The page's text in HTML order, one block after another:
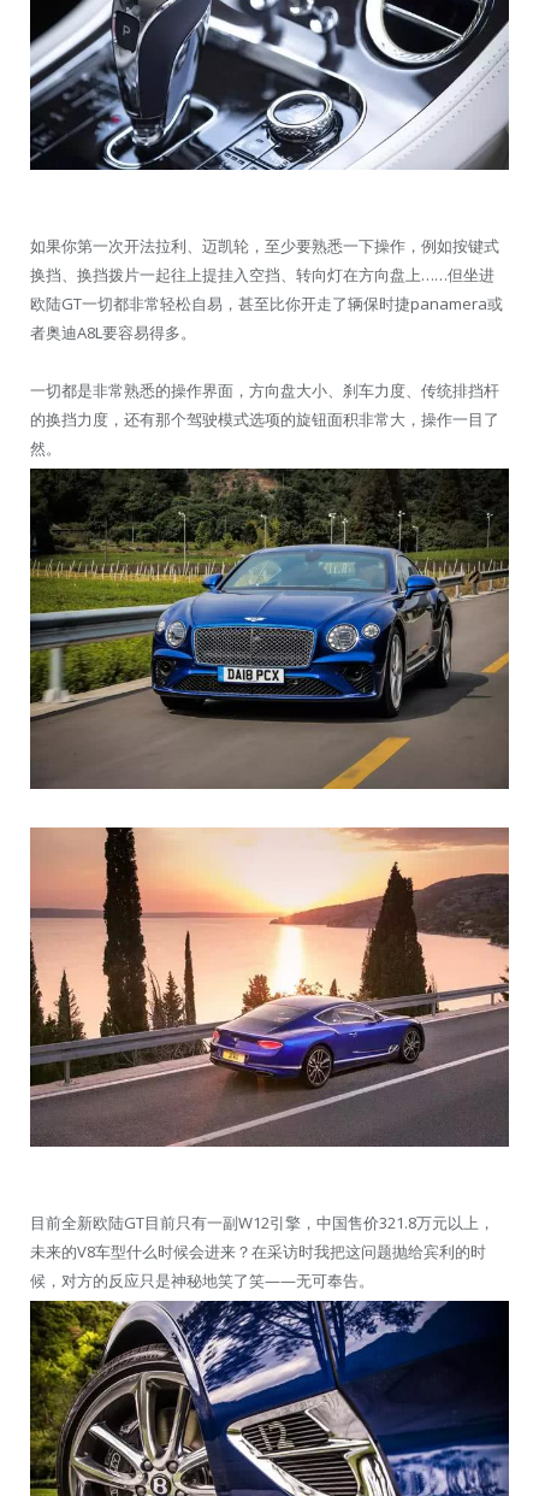
如果你第一次开法拉利、迈凯轮，至少要熟悉一下操作，例如按键式
换挡、换挡拨片一起往上提挂入空挡、转向灯在方向盘上……但坐进
欧陆GT一切都非常轻松自易，甚至比你开走了辆保时捷panamera或
者奥迪A8L要容易得多。
一切都是非常熟悉的操作界面，方向盘大小、刹车力度、传统排挡杆
的换挡力度，还有那个驾驶模式选项的旋钮面积非常大，操作一目了
然。
目前全新欧陆GT目前只有一副W12引擎，中国售价321.8万元以上，
未来的V8车型什么时候会进来？在采访时我把这问题抛给宾利的时
候，对方的反应只是神秘地笑了笑——无可奉告。